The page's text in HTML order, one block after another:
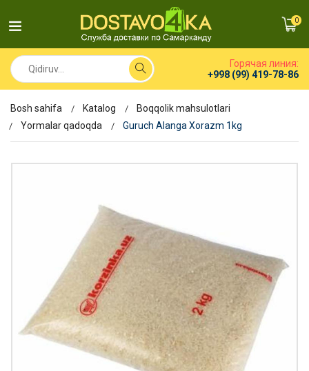
0
Горячая линия:
+998 (99) 419-78-86
Bosh sahifa Katalog
Boqqolik mahsulotlari
Yormalar qadoqda
Guruch Alanga Xorazm 1kg